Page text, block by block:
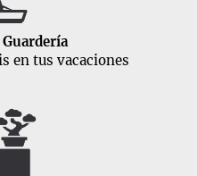
en tus vacaciones